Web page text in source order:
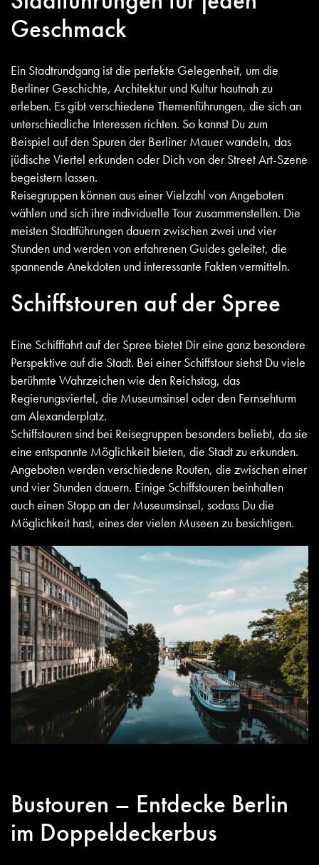
Geschmack
Ein Stadtrundgang ist die perfekte Gelegenheit, um die
Berliner Geschichte, Architektur und Kultur hautnah zu
erleben. Es gibt verschiedene Themenführungen, die sich an
unterschiedliche Interessen richten. So kannst Du zum
Beispiel auf den Spuren der Berliner Mauer wandeln, das
jüdische Viertel erkunden oder Dich von der Street Art-Szene
begeistern lassen.
Reisegruppen können aus einer Vielzahl von Angeboten
wählen und sich ihre individuelle Tour zusammenstellen. Die
meisten Stadtführungen dauern zwischen zwei und vier
Stunden und werden von erfahrenen Guides geleitet, die
spannende Anekdoten und interessante Fakten vermitteln.
Schiffstouren auf der Spree
Eine Schifffahrt auf der Spree bietet Dir eine ganz besondere
Perspektive auf die Stadt. Bei einer Schiffstour siehst Du viele
berühmte Wahrzeichen wie den Reichstag, das
Regierungsviertel, die Museumsinsel oder den Fernsehturm
am Alexanderplatz.
Schiffstouren sind bei Reisegruppen besonders beliebt, da sie
eine entspannte Möglichkeit bieten, die Stadt zu erkunden.
Angeboten werden verschiedene Routen, die zwischen einer
und vier Stunden dauern. Einige Schiffstouren beinhalten
auch einen Stopp an der Museumsinsel, sodass Du die
Möglichkeit hast, eines der vielen Museen zu besichtigen.
Bustouren – Entdecke Berlin
im Doppeldeckerbus